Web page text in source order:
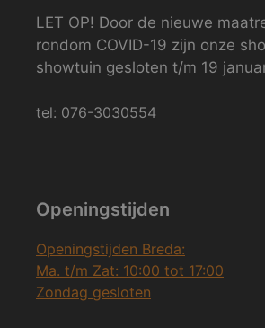
LET OP! Door de nieuwe
rondom COVID-19 zijn onze
showtuin gesloten t/m 19
tel: 076-3030554
Openingstijden
Openingstijden Breda:
Ma. t/m Zat: 10:00 tot 17:00
Zondag gesloten